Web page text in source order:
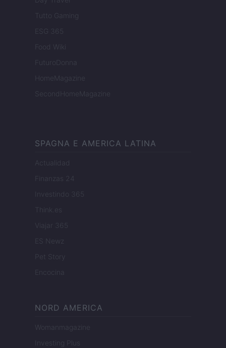
Tutto Gaming
ESG 365
Food Wiki
FuturoDonna
HomeMagazine
SecondHomeMagazine
SPAGNA E AMERICA LATINA
Actualidad
Finanzas 24
Investindo 365
Think.es
Viajar 365
ES Newz
Pet Story
Encocina
NORD AMERICA
Womanmagazine
Investing Plus